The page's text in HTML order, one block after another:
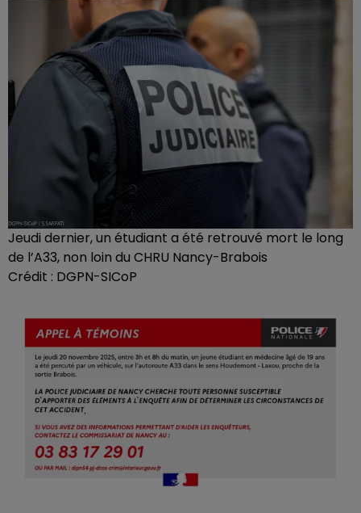
Jeudi dernier, un étudiant a été retrouvé mort le long
de l’A33, non loin du CHRU Nancy-Brabois
Crédit : DGPN-SICoP